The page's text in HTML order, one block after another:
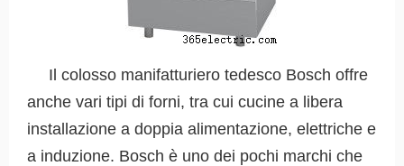
Il colosso manifatturiero tedesco Bosch offre
anche vari tipi di forni, tra cui cucine a libera
installazione a doppia alimentazione, elettriche e
a induzione. Bosch è uno dei pochi marchi che